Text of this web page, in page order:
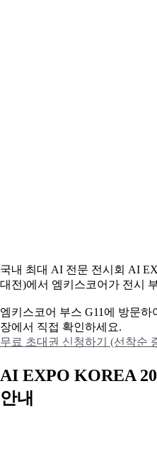
국내 최대 AI 전문 전시회 AI
대전)에서 엠키스코어가 전시
엠키스코어 부스 G11에 방문하
장에서 직접 확인하세요.
무료 초대권 신청하기 (선착순
AI EXPO KOREA
안내